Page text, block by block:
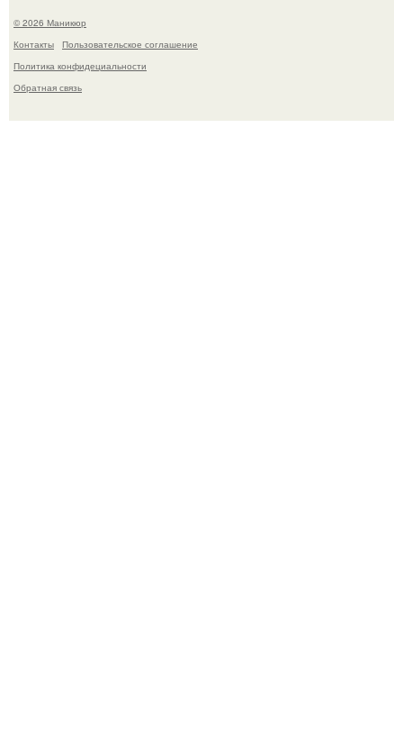
© 2026 Маникюр
Контакты
Пользовательское соглашение
Политика конфидециальности
Обратная связь